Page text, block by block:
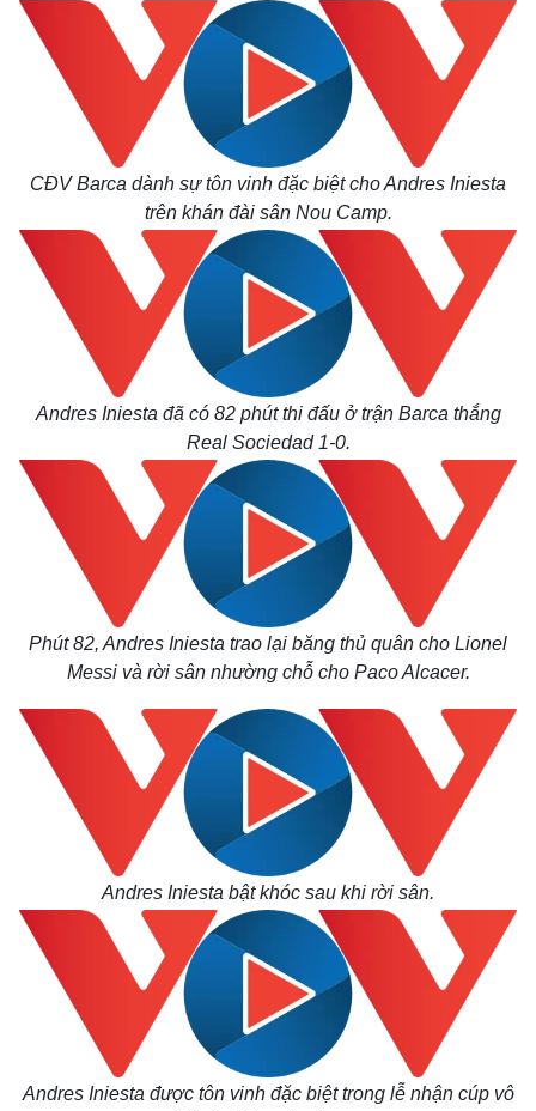
Thế giới
Cuộc sống đó đây
Hồ sơ
Multimedia
Ảnh
E-Magazine
Infographic
CĐV Barca dành sự tôn vinh đặc biệt cho Andres Iniesta
trên khán đài sân Nou Camp.
Andres Iniesta đã có 82 phút thi đấu ở trận Barca thắng
Real Sociedad 1-0.
Phút 82, Andres Iniesta trao lại băng thủ quân cho Lionel
Messi và rời sân nhường chỗ cho Paco Alcacer.
Andres Iniesta bật khóc sau khi rời sân.
Andres Iniesta được tôn vinh đặc biệt trong lễ nhận cúp vô